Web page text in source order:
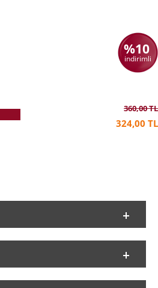
%10
indirimli
360,00 TL
324,00 TL